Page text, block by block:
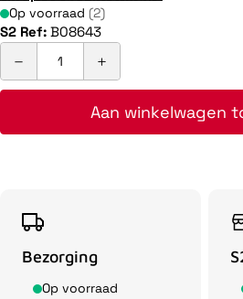
Op voorraad (2)
S2 Ref: B08643
Aan winkelwagen
Bezorging
Op voorraad